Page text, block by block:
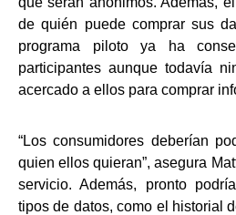
de quién puede comprar sus
programa piloto ya ha
participantes aunque todavía
acercado a ellos para comprar
“Los consumidores deberían
quien ellos quieran”, asegura
servicio. Además, pronto
tipos de datos, como el historial